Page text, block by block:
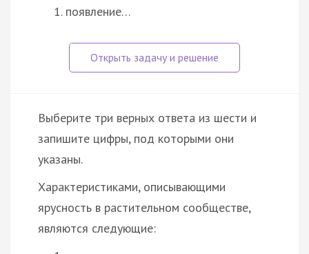
появление…
Выберите три верных ответа из шести и
запишите цифры, под которыми они
указаны.
Характеристиками, описывающими
ярусность в растительном сообществе,
являются следующие: